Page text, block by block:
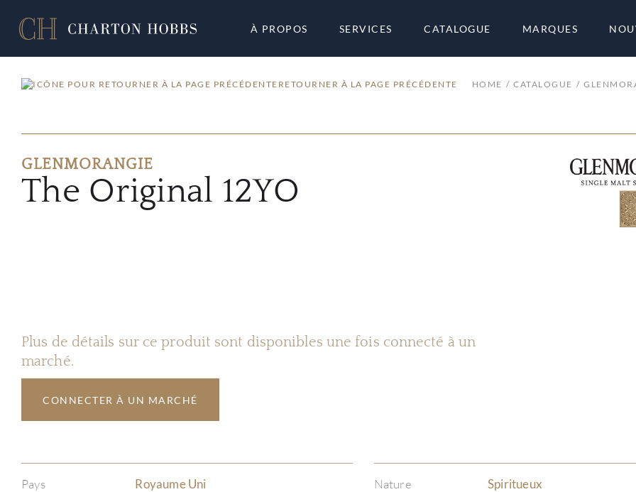
À PROPOS SERVICES CATALOGUE MARQUES
RETOURNER À LA PAGE PRÉCÉDENTE HOME CATALOGUE
GLENMORANGIE
The Original 12YO
Plus de détails sur ce produit sont disponibles une fois connecté à un
marché.
CONNECTER À UN MARCHÉ
Pays Royaume Uni Nature Spiritueux